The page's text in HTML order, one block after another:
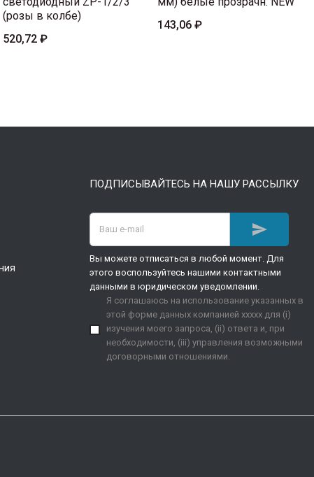
(розы в колбе)
520,72 ₽
143,06 ₽
ПОДПИСЫВАЙТЕСЬ НА НАШУ РАССЫЛКУ

Вы можете отписаться в любой момент. Для
этого воспользуйтесь нашими контактными
данными в юридическом уведомлении.
Я соглашаюсь на использование указанных в
этой форме данных компанией xxxxx для (i)
изучения моего запроса, (ii) ответа и, при
необходимости, (iii) управления возможными
договорными отношениями.